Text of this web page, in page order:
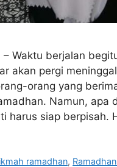
– Waktu berjalan
akan pergi
orang yang
Namun,
harus siap berpisah.
ramadhan,